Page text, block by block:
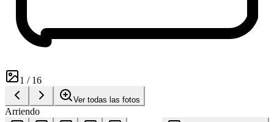
1 / 16
Ver todas las fotos
Arriendo